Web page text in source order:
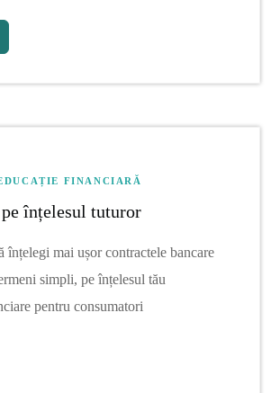
FINANCIARĂ
înțelesul tuturor
înțelegi mai ușor contractele bancare
simpli, pe înțelesul tău
pentru consumatori